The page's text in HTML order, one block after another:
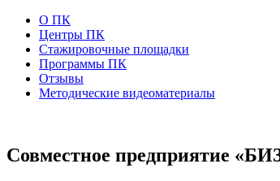
О ПК
Центры ПК
Стажировочные площадки
Программы ПК
Отзывы
Методические видеоматериалы
Совместное предприятие